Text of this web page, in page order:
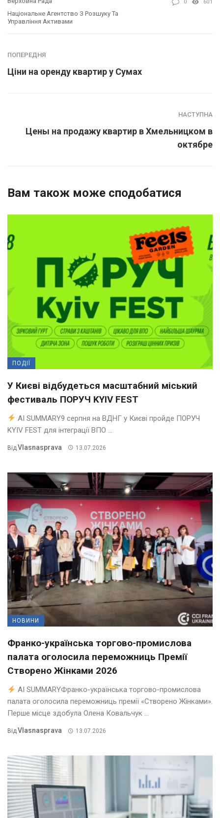
Національне Агентство З Розшуку Та
Управління Активами
0 601
ПОПЕРЕДНЯ
Ціни на оренду квартир у Сумах
НАСТУПНА
Цены на продажу квартир в Хмельницком в
октябре
Вам також може сподобатися
ПОДІЇ
У Києві відбудеться масштабний міський
фестиваль ПОРУЧ KYIV FEST
AI SUMMARY9 серпня на ВДНГ у Києві пройде ПОРУЧ
KYIV FEST для інтеграції ВПО ...
Від Vlasnasprava 13.07.2026
НОВИНИ
Франко-українська торгово-промислова
палата оголосила переможниць Премії
Створено Жінками 2026
AI SUMMARYФранко-українська торгово-промислова
палата оголосила переможниць премії «Створено Жінками».
Перше місце здобула Олена Ковальчук ...
ВідVlasnasprava 13.07.2026